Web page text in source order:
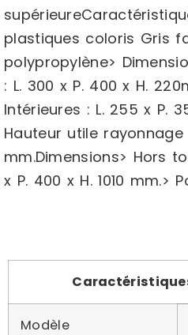
plastiques coloris Gris
polypropylène>
: L. 300 x P. 400 x H.
Intérieures : L. 255 x P.
Hauteur utile rayonnage
mm.Dimensions> Hors
x P. 400 x H. 1010 mm.>
Modèle